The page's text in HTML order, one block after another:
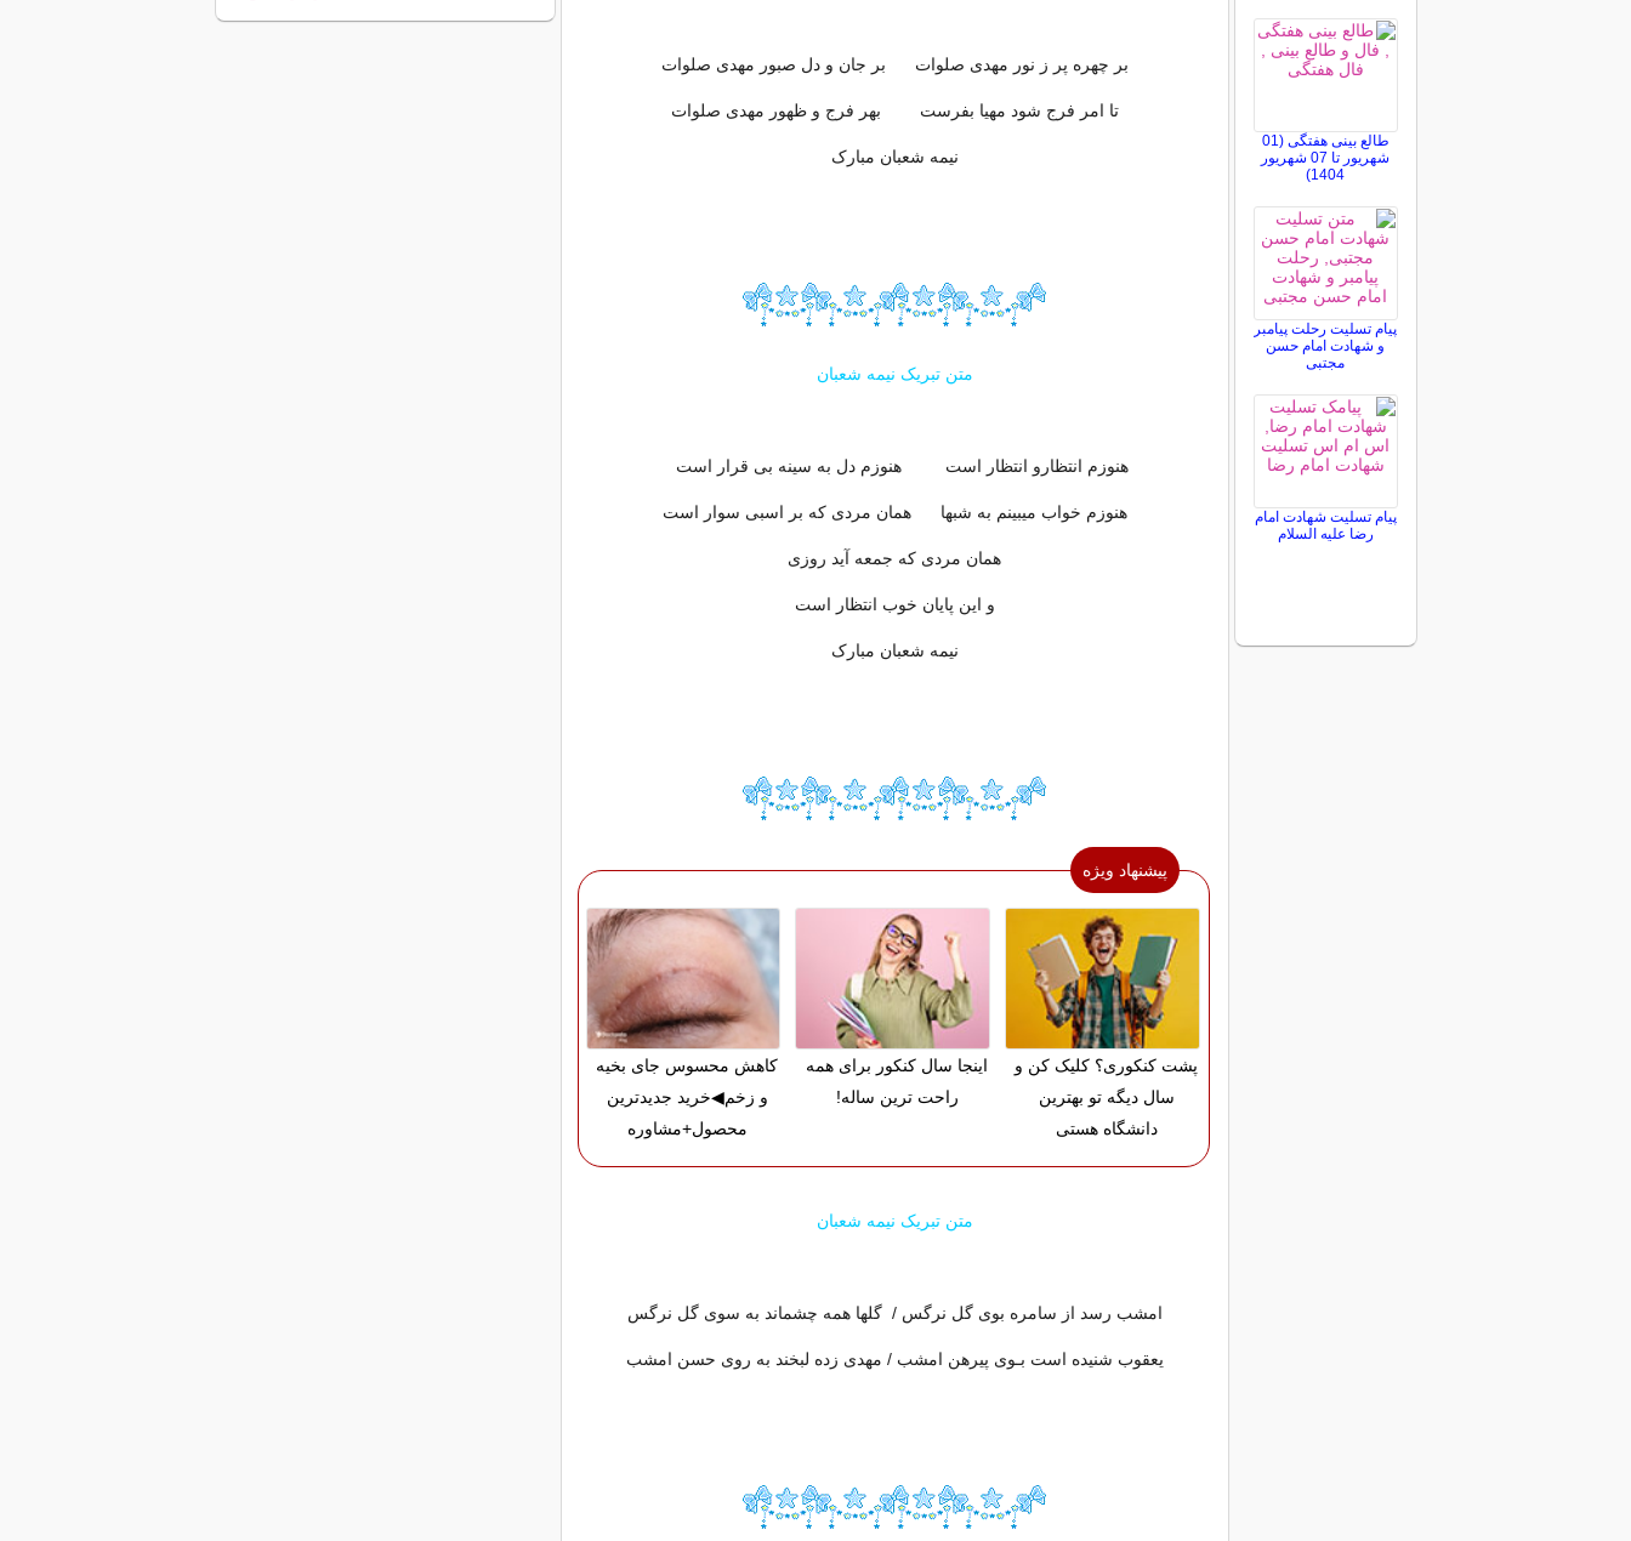
بر چهره پر ز نور مهدی صلوات بر جان و دل صبور مهدی صلوات
تا امر فرج شود مهیا بفرست بهر فرج و ظهور مهدی صلوات
نیمه شعبان مبارک
متن تبریک نیمه شعبان
هنوزم انتظارو انتظار است هنوزم دل به سینه بی قرار است
هنوزم خواب میبینم به شبها همان مردی که بر اسبی سوار است
همان مردی که جمعه آید روزی
و این پایان خوب انتظار است
نیمه شعبان مبارک
پیشنهاد ویژه
پشت کنکوری؟ کلیک کن و
سال دیگه تو بهترین
دانشگاه هستی
اینجا سال کنکور برای همه
راحت ترین ساله!
کاهش محسوس جای بخیه
و زخم◀خرید جدیدترین
محصول+مشاوره
متن تبریک نیمه شعبان
امشب رسد از سامره بوی گل نرگس / گلها همه چشم‎اند به سوی گل نرگس
یعقوب شنیده است بـوی پیرهن امشب / مهدی زده لبخند به روی حسن امشب
طالع بینی هفتگی (01
شهریور تا 07 شهریور
1404)
پیام تسلیت رحلت پیامبر
و شهادت امام حسن
مجتبی
پیام تسلیت شهادت امام
رضا علیه السلام